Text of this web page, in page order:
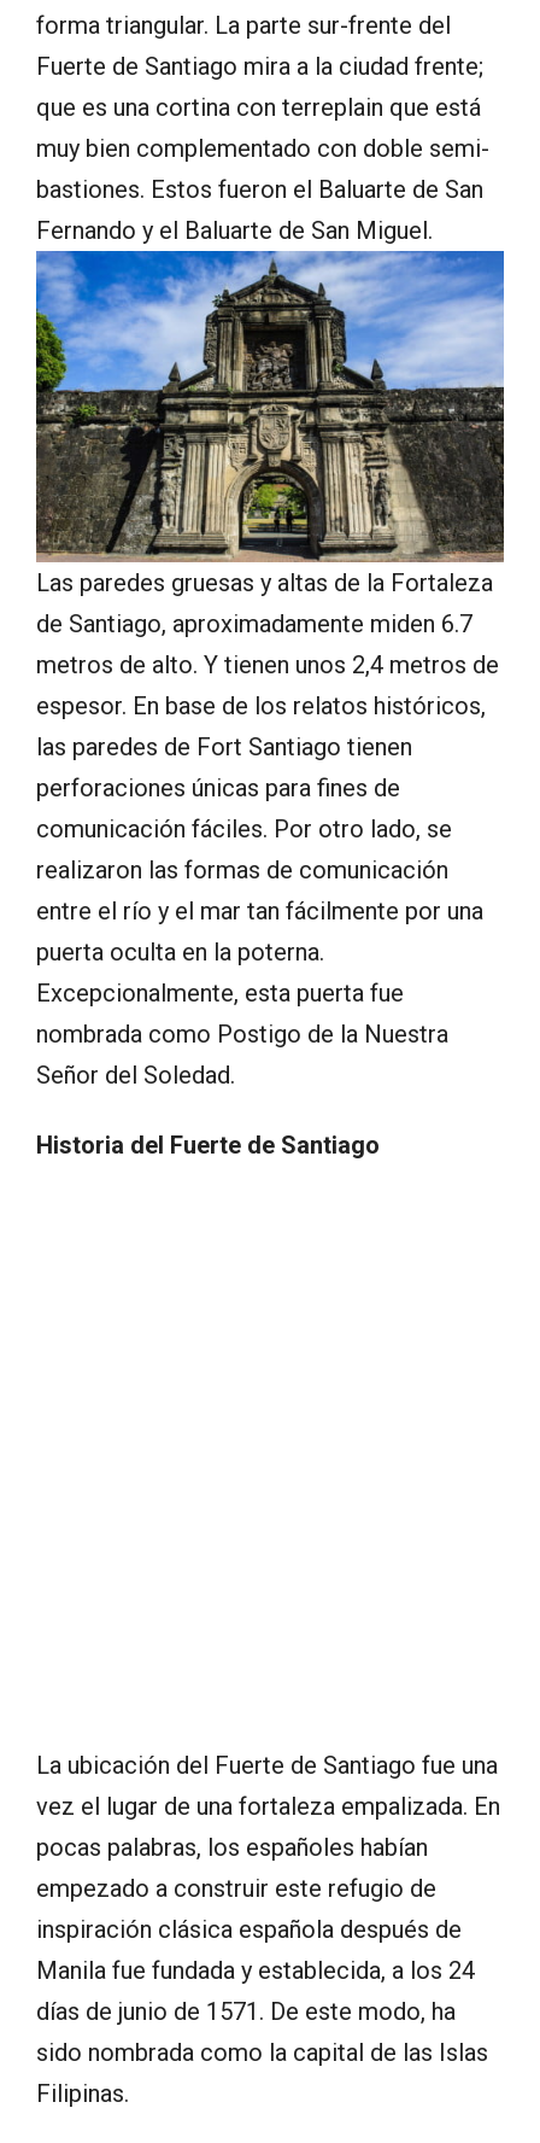
forma triangular. La parte sur-frente del
Fuerte de Santiago mira a la ciudad frente;
que es una cortina con terreplain que está
muy bien complementado con doble semi-
bastiones. Estos fueron el Baluarte de San
Fernando y el Baluarte de San Miguel.
Las paredes gruesas y altas de la Fortaleza
de Santiago, aproximadamente miden 6.7
metros de alto. Y tienen unos 2,4 metros de
espesor. En base de los relatos históricos,
las paredes de Fort Santiago tienen
perforaciones únicas para fines de
comunicación fáciles. Por otro lado, se
realizaron las formas de comunicación
entre el río y el mar tan fácilmente por una
puerta oculta en la poterna.
Excepcionalmente, esta puerta fue
nombrada como Postigo de la Nuestra
Señor del Soledad.
Historia del Fuerte de Santiago
La ubicación del Fuerte de Santiago fue una
vez el lugar de una fortaleza empalizada. En
pocas palabras, los españoles habían
empezado a construir este refugio de
inspiración clásica española después de
Manila fue fundada y establecida, a los 24
días de junio de 1571. De este modo, ha
sido nombrada como la capital de las Islas
Filipinas.